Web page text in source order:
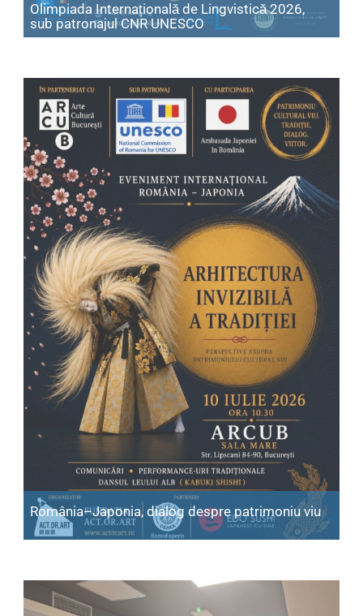
Olimpiada Internațională de Lingvistică 2026,
sub patronajul CNR UNESCOArticol: Olimpiada
România–Japonia, dialog despre patrimoniu viu
Articol: România–Japonia, dialog despre patrimoniu